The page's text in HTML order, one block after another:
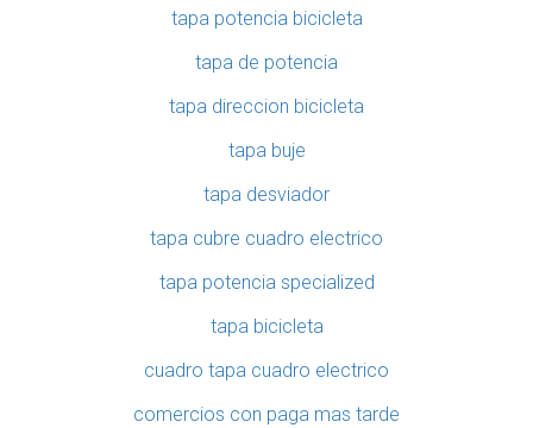
tapa potencia bicicleta
tapa de potencia
tapa direccion bicicleta
tapa buje
tapa desviador
tapa cubre cuadro electrico
tapa potencia specialized
tapa bicicleta
cuadro tapa cuadro electrico
comercios con paga mas tarde